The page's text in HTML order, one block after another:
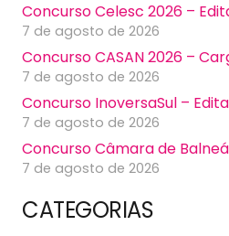
Concurso Celesc 2026 –
7 de agosto de 2026
Concurso CASAN 2026 –
7 de agosto de 2026
Concurso InoversaSul –
7 de agosto de 2026
Concurso Câmara de
7 de agosto de 2026
CATEGORIAS